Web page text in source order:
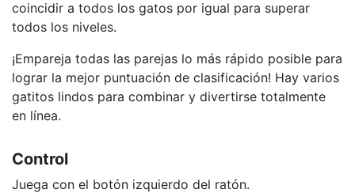
coincidir a todos los gatos por igual para superar
todos los niveles.
¡Empareja todas las parejas lo más rápido posible para
lograr la mejor puntuación de clasificación! Hay varios
gatitos lindos para combinar y divertirse totalmente
en línea.
Control
Juega con el botón izquierdo del ratón.